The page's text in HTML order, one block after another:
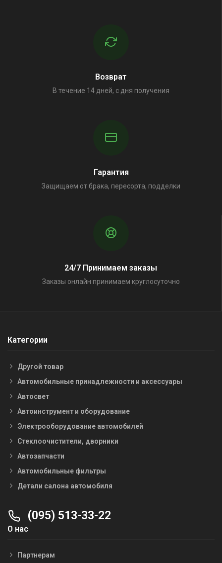
Возврат
В течение 14 дней, с дня получения
Гарантия
Защищаем от брака, пересорта, подделки
24/7 Принимаем заказы
Заказы онлайн принимаем круглосуточно
Категории
Другой товар
Автомобильные принадлежности и аксессуары
Автосвет
Автоинструмент и оборудование
Электрооборудование автомобилей
Стеклоочистители, дворники
Автозапчасти
Автомобильные фильтры
Детали салона автомобиля
(095) 513-33-22
О нас
Партнерам